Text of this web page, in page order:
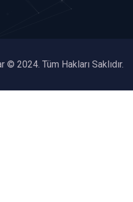
2024. Tüm Hakları Saklıdır.